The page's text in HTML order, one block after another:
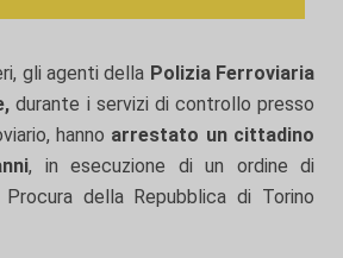
gli agenti della Polizia Ferroviaria
durante i servizi di controllo presso
hanno arrestato un cittadino
, in esecuzione di un ordine di
della Repubblica di Torino